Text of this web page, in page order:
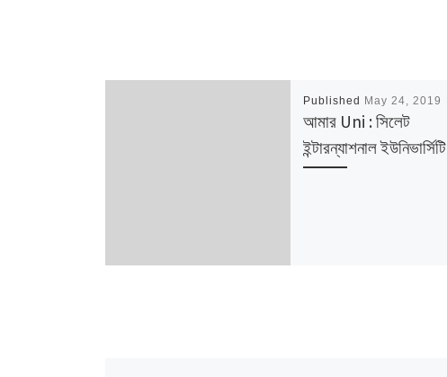
Published May 24, 2019
আমার Uni : সিলেট
ইন্টারন্যাশনাল ইউনিভার্সিটি